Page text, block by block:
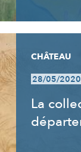
CHÂTEAU
28/05/2020
La